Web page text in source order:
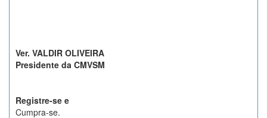
Ver. VALDIR OLIVEIRA
Presidente da CMVSM
Registre-se e
Cumpra-se.